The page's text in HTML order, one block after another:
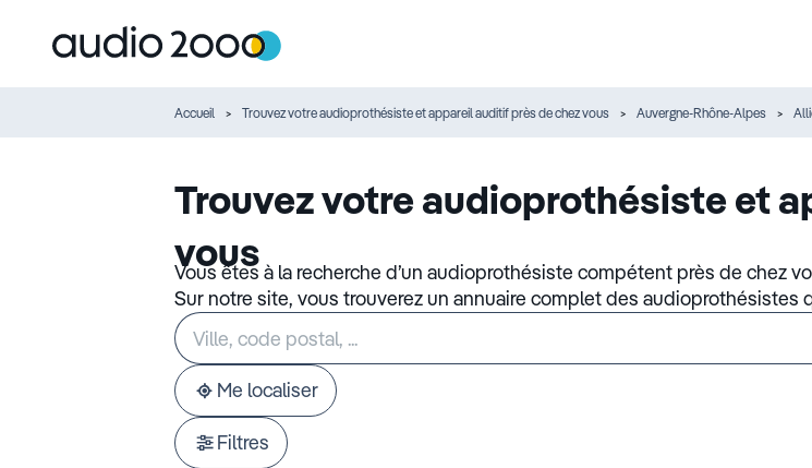
Accueil Trouvez votre audioprothésiste et appareil auditif près de chez vous Auvergne-Rhône-Alpes
Trouvez votre audioprothésiste et
vous
Vous êtes à la recherche d’un audioprothésiste compétent près de chez
Sur notre site, vous trouverez un annuaire complet des audioprothésistes
Veuillez
renseigner
une
adresse
Me localiser
Filtres